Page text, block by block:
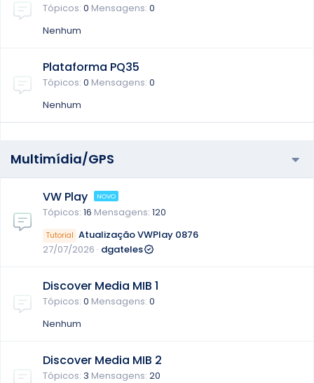
Tópicos 0 Mensagens 0
Nenhum
Plataforma PQ35
Tópicos 0 Mensagens 0
Nenhum
Multimídia/GPS
VW Play
Tópicos 16 Mensagens 120
Tutorial Atualização VWPlay 0876
27/07/2026 dgateles
Discover Media MIB 1
Tópicos 0 Mensagens 0
Nenhum
Discover Media MIB 2
Tópicos 3 Mensagens 20